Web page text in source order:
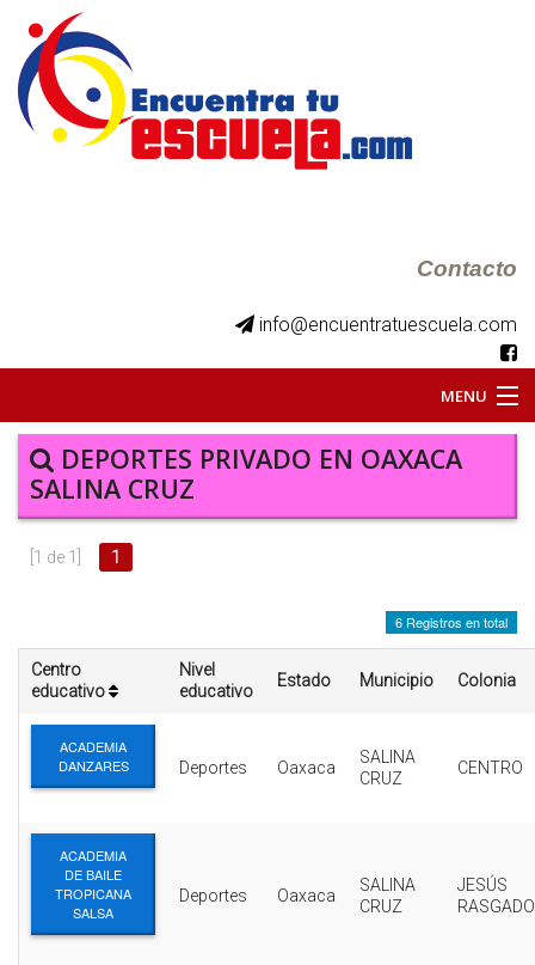
Contacto
info@encuentratuescuela.com
MENU
INICIO
BKS JUVENILES
INTERÉS
ESCUELA DE LA REPUBLICA
DEPORTES PRIVADO EN OAXACA
SALINA CRUZ
[1 de 1] 1
6 Registros en total
Centro
educativo
Nivel
educativo
Estado Municipio Colonia
ACADEMIA
DANZARES
Deportes Oaxaca
SALINA
CRUZ
CENTRO
ACADEMIA
DE BAILE
TROPICANA
SALSA
Deportes Oaxaca
SALINA
CRUZ
JESÚS
RASGADO